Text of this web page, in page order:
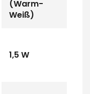
(Warm-
Weiß)
1,5 W